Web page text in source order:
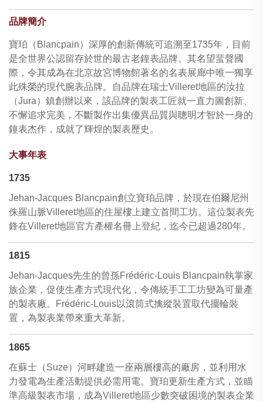
品牌簡介
寶珀（Blancpain）深厚的創新傳統可追溯至1735年，目前
是全世界公認留存於世的最古老鐘表品牌。其名望蜚聲國
際，令其成為在北京故宮博物館著名的名表展廊中唯一獨享
此殊榮的現代腕表品牌。自品牌在瑞士Villeret地區的汝拉
（Jura）鎮創辦以來，該品牌的製表工匠就一直力圖創新、
不懈追求完美，不斷製作出集優異品質與聰明才智於一身的
鐘表杰作，成就了輝煌的製表歷史。
大事年表
1735
Jehan-Jacques Blancpain創立寶珀品牌，於現在伯爾尼州
侏羅山脈Villeret地區的住屋樓上建立首間工坊。這位製表先
鋒在Villeret地區官方產權名冊上登紀，迄今已超過280年。
1815
Jehan-Jacques先生的曾孫Frédéric-Louis Blancpain執掌家
族企業，促使生產方式現代化，令傳統手工工坊變為可量產
的製表廠。Frédéric-Louis以滾筒式擒縱裝置取代擺輪裝
置，為製表業帶來重大革新。
1865
在蘇士（Suze）河畔建造一座兩層樓高的廠房，並利用水
力發電為生產活動提供必需用電。寶珀更新生產方式，並瞄
準高級製表市場，成為Villeret地區少數突破困境的製表企業